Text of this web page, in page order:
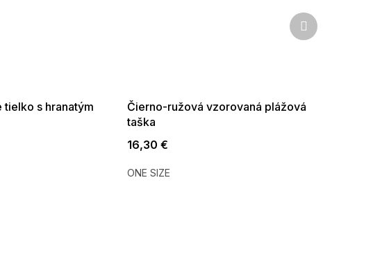
tielko s hranatým
Čierno-ružová vzorovaná plážová
taška
16,30 €
ONE SIZE
Ďalší
produkt